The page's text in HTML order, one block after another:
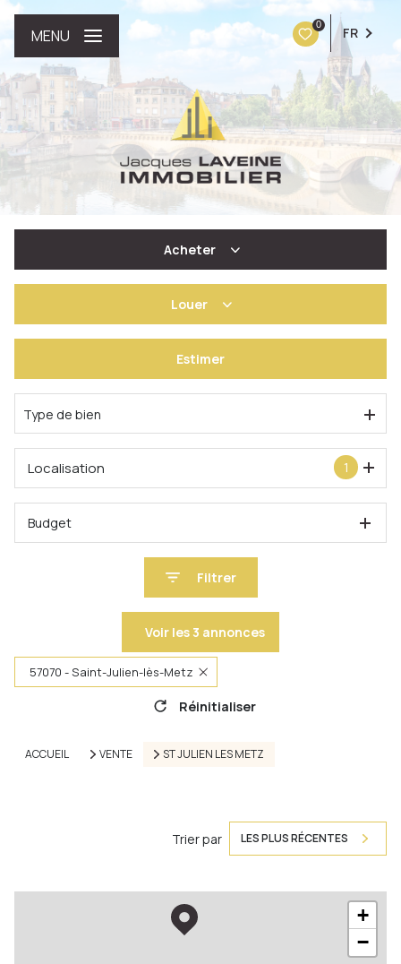
0 FR
MENU
Acheter
Louer
De l'immo pro
Estimer
Type de bien
1
Localisation
Budget
Filtrer
Voir les 3 annonces
57070 - Saint-Julien-lès-Metz
Réinitialiser
ACCUEIL VENTE ST JULIEN LES METZ
Trier par LES PLUS RÉCENTES
+
−